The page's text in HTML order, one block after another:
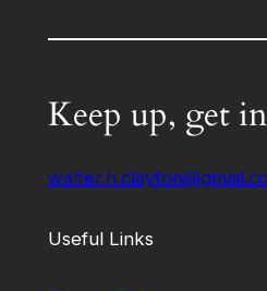
Keep up, get
Useful Links